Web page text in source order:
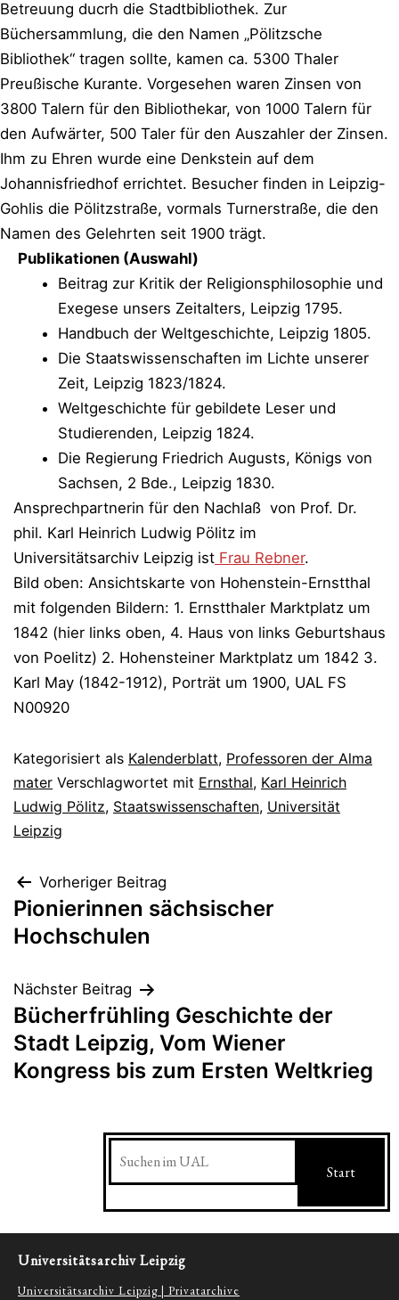
Betreuung ducrh die Stadtbibliothek. Zur
Büchersammlung, die den Namen „Pölitzsche
Bibliothek“ tragen sollte, kamen ca. 5300 Thaler
Preußische Kurante. Vorgesehen waren Zinsen von
3800 Talern für den Bibliothekar, von 1000 Talern für
den Aufwärter, 500 Taler für den Auszahler der Zinsen.
Ihm zu Ehren wurde eine Denkstein auf dem
Johannisfriedhof errichtet. Besucher finden in Leipzig-
Gohlis die Pölitzstraße, vormals Turnerstraße, die den
Namen des Gelehrten seit 1900 trägt.
Publikationen (Auswahl)
Beitrag zur Kritik der Religionsphilosophie und
Exegese unsers Zeitalters, Leipzig 1795.
Handbuch der Weltgeschichte, Leipzig 1805.
Die Staatswissenschaften im Lichte unserer
Zeit, Leipzig 1823/1824.
Weltgeschichte für gebildete Leser und
Studierenden, Leipzig 1824.
Die Regierung Friedrich Augusts, Königs von
Sachsen, 2 Bde., Leipzig 1830.
Ansprechpartnerin für den Nachlaß von Prof. Dr.
phil. Karl Heinrich Ludwig Pölitz im
Universitätsarchiv Leipzig ist Frau Rebner.
Bild oben: Ansichtskarte von Hohenstein-Ernstthal
mit folgenden Bildern: 1. Ernstthaler Marktplatz um
1842 (hier links oben, 4. Haus von links Geburtshaus
von Poelitz) 2. Hohensteiner Marktplatz um 1842 3.
Karl May (1842-1912), Porträt um 1900, UAL FS
N00920
Kategorisiert als Kalenderblatt, Professoren der Alma
mater Verschlagwortet mit Ernsthal, Karl Heinrich
Ludwig Pölitz, Staatswissenschaften, Universität
Leipzig
Beitragsnavigation
Vorheriger Beitrag
Pionierinnen sächsischer
Hochschulen
Nächster Beitrag
Bücherfrühling Geschichte der
Stadt Leipzig, Vom Wiener
Kongress bis zum Ersten Weltkrieg
Suchen
Start
Universitätsarchiv Leipzig
Universitätsarchiv Leipzig | Privatarchive